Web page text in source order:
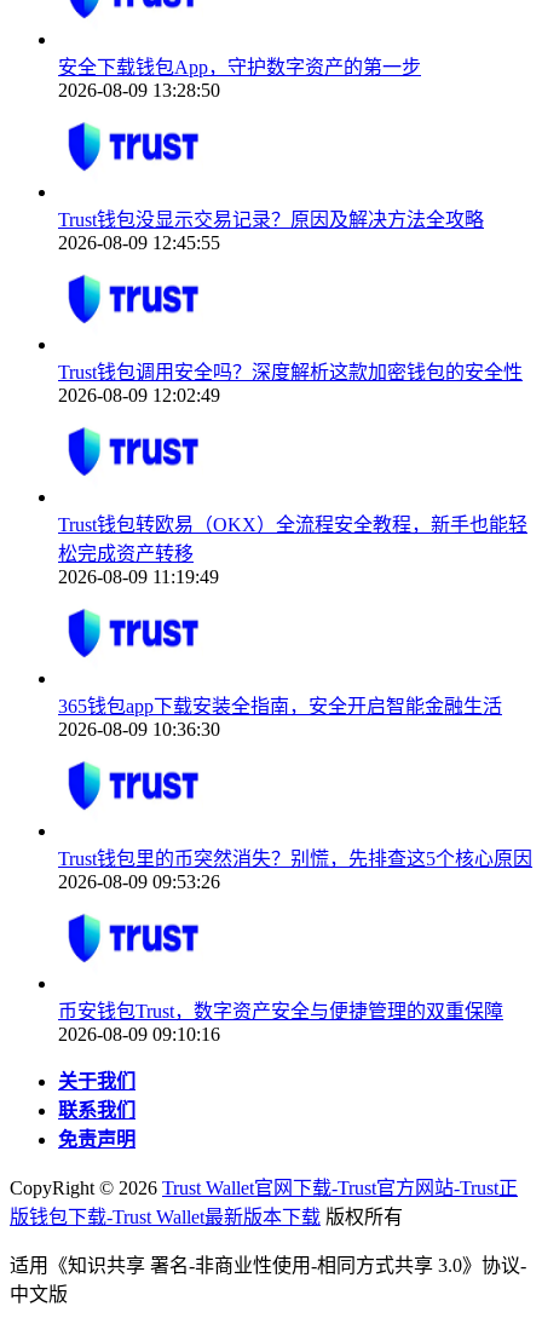
安全下载钱包App，守护数字资产的第一步
2026-08-09 13:28:50
Trust钱包没显示交易记录？原因及解决方法全攻略
2026-08-09 12:45:55
Trust钱包调用安全吗？深度解析这款加密钱包的安全性
2026-08-09 12:02:49
Trust钱包转欧易（OKX）全流程安全教程，新手也能轻
松完成资产转移
2026-08-09 11:19:49
365钱包app下载安装全指南，安全开启智能金融生活
2026-08-09 10:36:30
Trust钱包里的币突然消失？别慌，先排查这5个核心原因
2026-08-09 09:53:26
币安钱包Trust，数字资产安全与便捷管理的双重保障
2026-08-09 09:10:16
关于我们
联系我们
免责声明
CopyRight © 2026 Trust Wallet官网下载-Trust官方网站-Trust正
版钱包下载-Trust Wallet最新版本下载 版权所有
适用《知识共享 署名-非商业性使用-相同方式共享 3.0》协议-
中文版